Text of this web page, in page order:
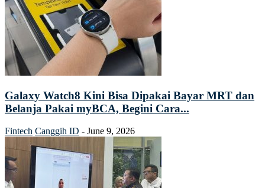
Galaxy Watch8 Kini Bisa Dipakai Bayar MRT dan
Belanja Pakai myBCA, Begini Cara...
Fintech Canggih ID - June 9, 2026